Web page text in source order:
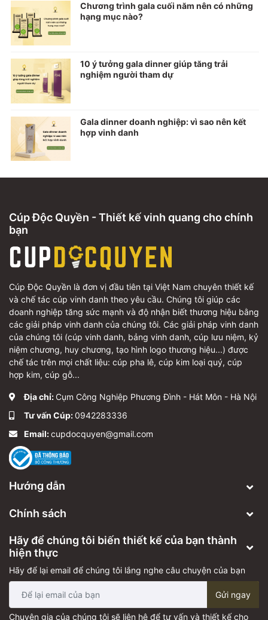
Chương trình gala cuối năm nên có những
hạng mục nào?
10 ý tưởng gala dinner giúp tăng trải
nghiệm người tham dự
Gala dinner doanh nghiệp: vì sao nên kết
hợp vinh danh
Cúp Độc Quyền - Thiết kế vinh quang cho chính
bạn
Cúp Độc Quyền là đơn vị đầu tiên tại Việt Nam chuyên thiết kế
và chế tác cúp vinh danh theo yêu cầu. Chúng tôi giúp các
doanh nghiệp tăng sức mạnh và độ nhận biết thương hiệu bằng
các giải pháp vinh danh của chúng tôi. Các giải pháp vinh danh
của chúng tôi (cúp vinh danh, bảng vinh danh, cúp lưu niệm, kỷ
niệm chương, huy chương, tạo hình logo thương hiệu...) được
chế tác trên mọi chất liệu: cúp pha lê, cúp kim loại quý, cúp
hợp kim, cúp gỗ...
Địa chỉ: Cụm Công Nghiệp Phương Đình - Hát Môn - Hà Nội
Tư vấn Cúp:0942283336
Email:cupdocquyen@gmail.com
Hướng dẫn
Chính sách
Hãy để chúng tôi biến thiết kế của bạn thành
hiện thực
Hãy để lại email để chúng tôi lắng nghe câu chuyện của bạn
Gửi ngay
Chuyên gia của chúng tôi sẽ liên hệ để tư vấn và thiết kế cho